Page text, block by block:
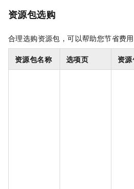
资源包选购
合理选购资源包，可以帮助您节省费用
资源包名称 选项页 资